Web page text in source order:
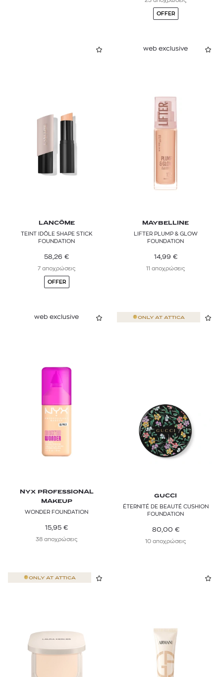
OFFER
LANCÔME
TEINT IDÔLE SHAPE STICK
FOUNDATION
58,26 €
7 αποχρώσεις
OFFER
web exclusive
MAYBELLINE
LIFTER PLUMP & GLOW
FOUNDATION
14,99 €
11 αποχρώσεις
web exclusive
NYX PROFESSIONAL
MAKEUP
WONDER FOUNDATION
15,95 €
38 αποχρώσεις
ONLY AT ATTICA
GUCCI
ÉTERNITÉ DE BEAUTÉ CUSHION
FOUNDATION
80,00 €
10 αποχρώσεις
ONLY AT ATTICA